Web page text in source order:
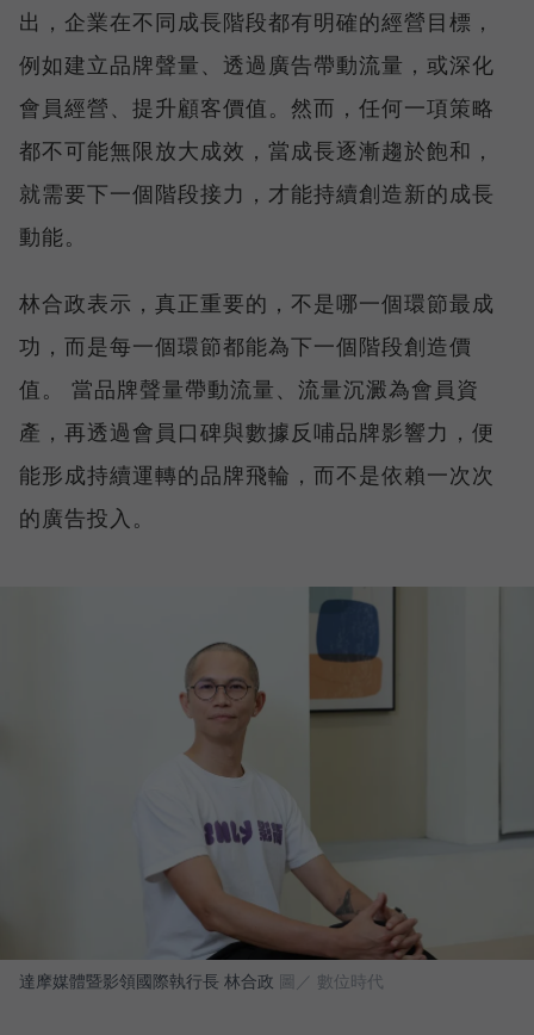
出，企業在不同成長階段都有明確的經營目標，
例如建立品牌聲量、透過廣告帶動流量，或深化
會員經營、提升顧客價值。然而，任何一項策略
都不可能無限放大成效，當成長逐漸趨於飽和，
就需要下一個階段接力，才能持續創造新的成長
動能。
林合政表示，真正重要的，不是哪一個環節最成
功，而是每一個環節都能為下一個階段創造價
值。 當品牌聲量帶動流量、流量沉澱為會員資
產，再透過會員口碑與數據反哺品牌影響力，便
能形成持續運轉的品牌飛輪，而不是依賴一次次
的廣告投入。
達摩媒體暨影領國際執行長 林合政 圖／ 數位時代